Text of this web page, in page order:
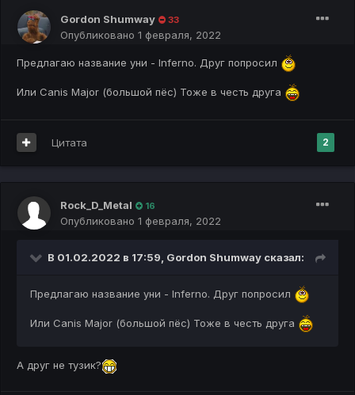
Gоrdon Shumway 33
Опубликовано 1 февраля, 2022
Предлагаю название уни - Inferno. Друг попросил
Или Canis Major (большой пёс) Тоже в честь друга
2
Цитата
Rock_D_Metal 16
Опубликовано 1 февраля, 2022
В 01.02.2022 в 17:59, Gоrdon Shumway сказал:
Предлагаю название уни - Inferno. Друг попросил
Или Canis Major (большой пёс) Тоже в честь друга
А друг не тузик?